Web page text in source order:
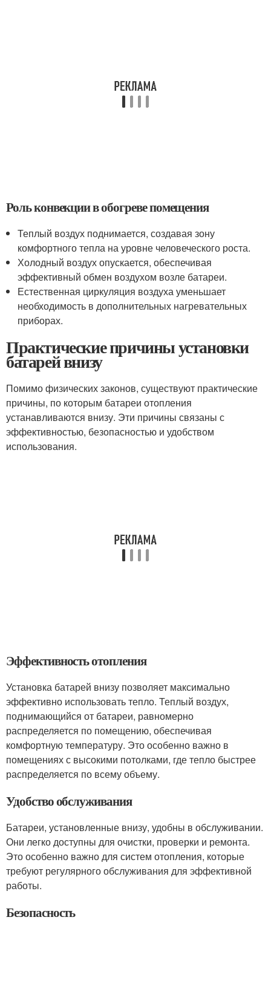
Роль конвекции в обогреве помещения
Теплый воздух поднимается, создавая зону
комфортного тепла на уровне человеческого роста.
Холодный воздух опускается, обеспечивая
эффективный обмен воздухом возле батареи.
Естественная циркуляция воздуха уменьшает
необходимость в дополнительных нагревательных
приборах.
Практические причины установки
батарей внизу
Помимо физических законов, существуют практические
причины, по которым батареи отопления
устанавливаются внизу. Эти причины связаны с
эффективностью, безопасностью и удобством
использования.
Эффективность отопления
Установка батарей внизу позволяет максимально
эффективно использовать тепло. Теплый воздух,
поднимающийся от батареи, равномерно
распределяется по помещению, обеспечивая
комфортную температуру. Это особенно важно в
помещениях с высокими потолками, где тепло быстрее
распределяется по всему объему.
Удобство обслуживания
Батареи, установленные внизу, удобны в обслуживании.
Они легко доступны для очистки, проверки и ремонта.
Это особенно важно для систем отопления, которые
требуют регулярного обслуживания для эффективной
работы.
Безопасность